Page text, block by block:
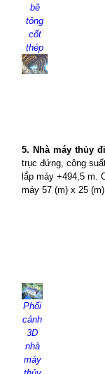
bê
tông
cốt
thép
5. Nhà máy thủy
trục đứng, công
lắp máy +494,5 m.
máy 57 (m) x 25
Phối
cảnh
3D
nhà
máy